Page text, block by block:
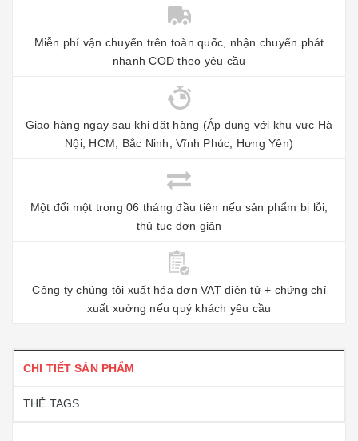
Miễn phí vận chuyển trên toàn quốc, nhận chuyển phát
nhanh COD theo yêu cầu
Giao hàng ngay sau khi đặt hàng (Áp dụng với khu vực Hà
Nội, HCM, Bắc Ninh, Vĩnh Phúc, Hưng Yên)
Một đổi một trong 06 tháng đầu tiên nếu sản phẩm bị lỗi,
thủ tục đơn giản
Công ty chúng tôi xuất hóa đơn VAT điện tử + chứng chỉ
xuất xưởng nếu quý khách yêu cầu
CHI TIẾT SẢN PHẨM
THẺ TAGS